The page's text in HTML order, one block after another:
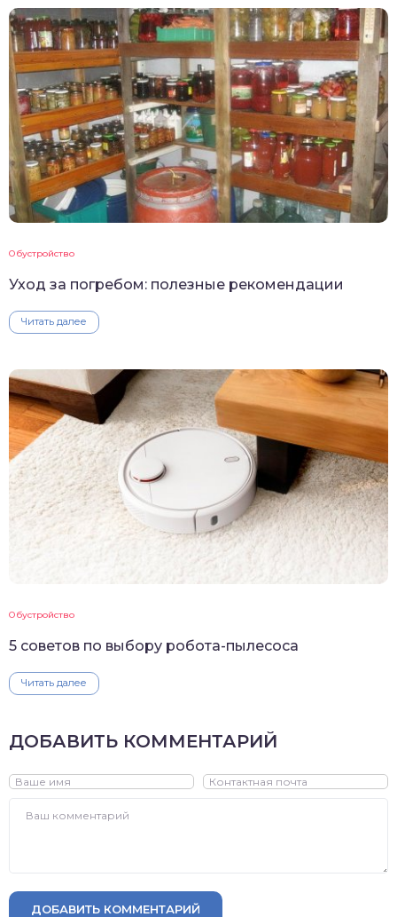
Обустройство
Уход за погребом: полезные рекомендации
Читать далее
Обустройство
5 советов по выбору робота-пылесоса
Читать далее
ДОБАВИТЬ КОММЕНТАРИЙ
ДОБАВИТЬ КОММЕНТАРИЙ